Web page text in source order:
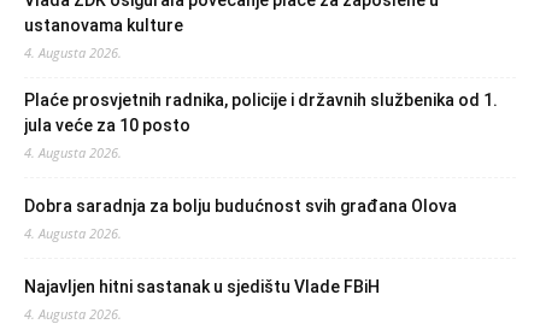
ustanovama kulture
4. Augusta 2026.
Plaće prosvjetnih radnika, policije i državnih službenika od 1.
jula veće za 10 posto
4. Augusta 2026.
Dobra saradnja za bolju budućnost svih građana Olova
4. Augusta 2026.
Najavljen hitni sastanak u sjedištu Vlade FBiH
4. Augusta 2026.